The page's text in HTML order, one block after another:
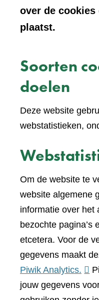
over de
plaatst.
Soorten
doelen
Deze website
webstatistieken,
Om de website te
website algemene
informatie over het
bezochte pagina’s
etcetera. Voor de
gegevens maakt
Piwik Analytics.
naar
jouw gegevens